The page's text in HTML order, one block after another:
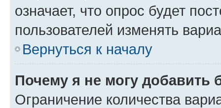
означает, что опрос будет
пользователей изменять
Вернуться к началу
Почему я не могу добавить
Ограничение количества